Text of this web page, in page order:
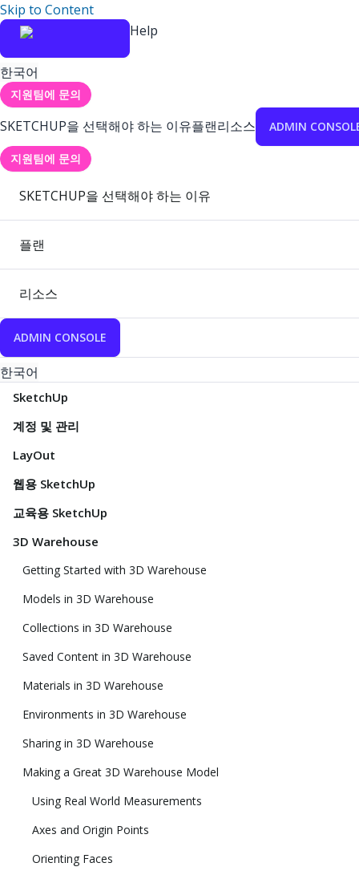
Skip to Content
Help
한국어
지원팀에 문의
SKETCHUP을 선택해야 하는 이유플랜리소스 ADMIN
지원팀에 문의
SKETCHUP을 선택해야 하는 이유
플랜
리소스
ADMIN CONSOLE
한국어
SketchUp
계정 및 관리
LayOut
웹용 SketchUp
교육용 SketchUp
3D Warehouse
Getting Started with 3D Warehouse
Models in 3D Warehouse
Collections in 3D Warehouse
Saved Content in 3D Warehouse
Materials in 3D Warehouse
Environments in 3D Warehouse
Sharing in 3D Warehouse
Making a Great 3D Warehouse Model
Using Real World Measurements
Axes and Origin Points
Orienting Faces